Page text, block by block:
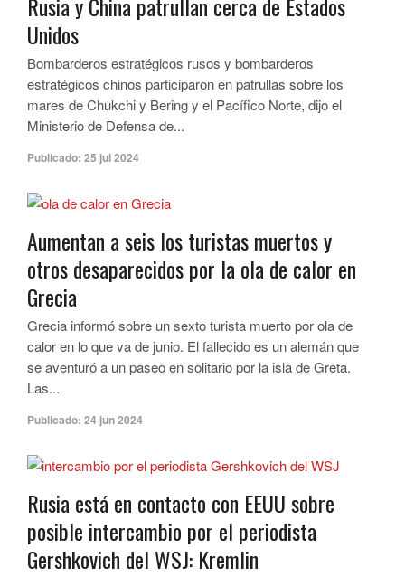
Unidos
Bombarderos estratégicos rusos y bombarderos
estratégicos chinos participaron en patrullas sobre los
mares de Chukchi y Bering y el Pacífico Norte, dijo el
Ministerio de Defensa de...
Publicado: 25 jul 2024
Aumentan a seis los turistas muertos y
otros desaparecidos por la ola de calor en
Grecia
Grecia informó sobre un sexto turista muerto por ola de
calor en lo que va de junio. El fallecido es un alemán que
se aventuró a un paseo en solitario por la isla de Greta.
Las...
Publicado: 24 jun 2024
Rusia está en contacto con EEUU sobre
posible intercambio por el periodista
Gershkovich del WSJ: Kremlin